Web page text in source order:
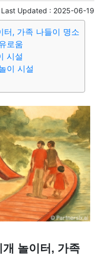
용 증권 인테리어
게임
의학 경제 마케팅
활 기타
Last Updated : 2025-06-19
터, 가족 나들이 명소
로움
시설
이 시설
놀이터, 가족